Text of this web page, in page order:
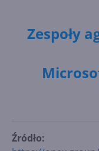
Zespoły
Źródło: